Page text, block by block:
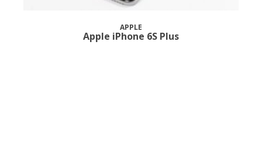
APPLE
Apple iPhone 6S Plus